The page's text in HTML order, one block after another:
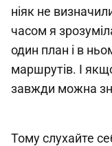
ніяк не
часом я
один план і в
маршрутів. І
завжди можна
Тому слухайте